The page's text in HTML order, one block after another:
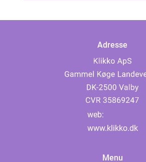
Adresse
web:
www.klikko.dk
Menu